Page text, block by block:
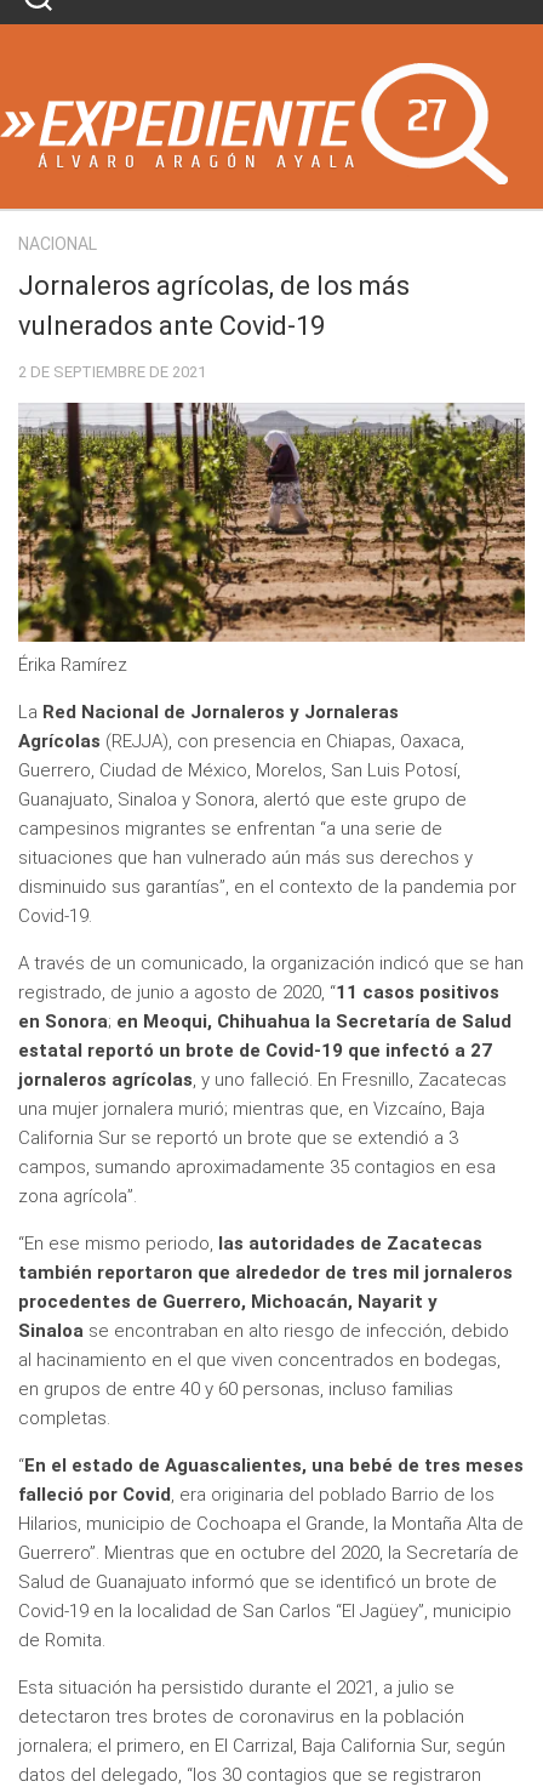
Skip
NACIONAL
Jornaleros agrícolas, de los más
vulnerados ante Covid-19
2 DE SEPTIEMBRE DE 2021
Érika Ramírez
La Red Nacional de Jornaleros y Jornaleras
Agrícolas (REJJA), con presencia en Chiapas, Oaxaca,
Guerrero, Ciudad de México, Morelos, San Luis Potosí,
Guanajuato, Sinaloa y Sonora, alertó que este grupo de
campesinos migrantes se enfrentan “a una serie de
situaciones que han vulnerado aún más sus derechos y
disminuido sus garantías”, en el contexto de la pandemia por
Covid-19.
A través de un comunicado, la organización indicó que se han
registrado, de junio a agosto de 2020, “11 casos positivos
en Sonora; en Meoqui, Chihuahua la Secretaría de Salud
estatal reportó un brote de Covid-19 que infectó a 27
jornaleros agrícolas, y uno falleció. En Fresnillo, Zacatecas
una mujer jornalera murió; mientras que, en Vizcaíno, Baja
California Sur se reportó un brote que se extendió a 3
campos, sumando aproximadamente 35 contagios en esa
zona agrícola”.
“En ese mismo periodo, las autoridades de Zacatecas
también reportaron que alrededor de tres mil jornaleros
procedentes de Guerrero, Michoacán, Nayarit y
Sinaloa se encontraban en alto riesgo de infección, debido
al hacinamiento en el que viven concentrados en bodegas,
en grupos de entre 40 y 60 personas, incluso familias
completas.
“En el estado de Aguascalientes, una bebé de tres meses
falleció por Covid, era originaria del poblado Barrio de los
Hilarios, municipio de Cochoapa el Grande, la Montaña Alta de
Guerrero”. Mientras que en octubre del 2020, la Secretaría de
Salud de Guanajuato informó que se identificó un brote de
Covid-19 en la localidad de San Carlos “El Jagüey”, municipio
de Romita.
Esta situación ha persistido durante el 2021, a julio se
detectaron tres brotes de coronavirus en la población
jornalera; el primero, en El Carrizal, Baja California Sur, según
datos del delegado, “los 30 contagios que se registraron